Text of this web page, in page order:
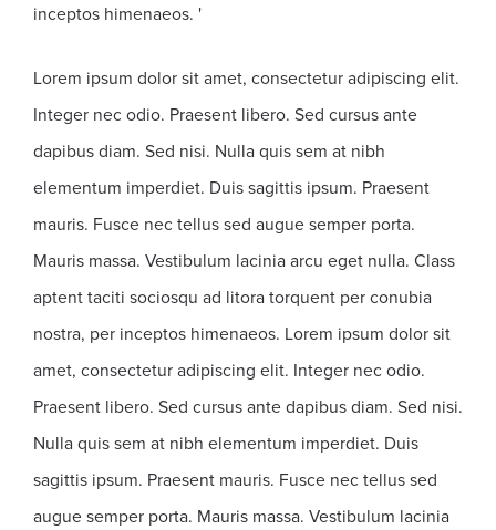
inceptos himenaeos. '
Lorem ipsum dolor sit amet, consectetur adipiscing elit.
Integer nec odio. Praesent libero. Sed cursus ante
dapibus diam. Sed nisi. Nulla quis sem at nibh
elementum imperdiet. Duis sagittis ipsum. Praesent
mauris. Fusce nec tellus sed augue semper porta.
Mauris massa. Vestibulum lacinia arcu eget nulla. Class
aptent taciti sociosqu ad litora torquent per conubia
nostra, per inceptos himenaeos. Lorem ipsum dolor sit
amet, consectetur adipiscing elit. Integer nec odio.
Praesent libero. Sed cursus ante dapibus diam. Sed nisi.
Nulla quis sem at nibh elementum imperdiet. Duis
sagittis ipsum. Praesent mauris. Fusce nec tellus sed
augue semper porta. Mauris massa. Vestibulum lacinia